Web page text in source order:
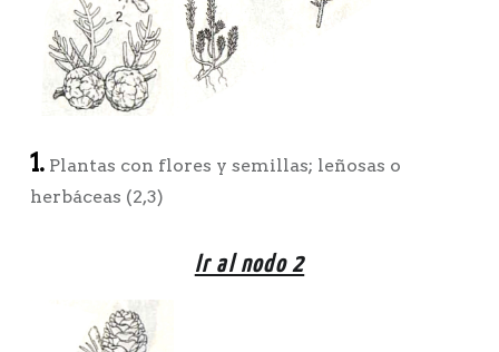
1.Plantas con flores y semillas; leñosas o
herbáceas (2,3)
Ir al nodo 2